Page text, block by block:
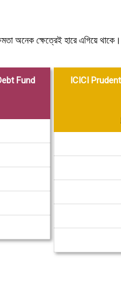
অনেক ক্ষেত্রেই হারে এগিয়ে থাকে।
Fund
ICICI